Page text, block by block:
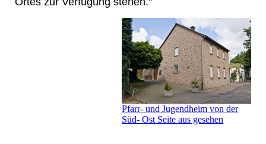
Pfarr- und Jugendheim von der
Süd- Ost Seite aus gesehen